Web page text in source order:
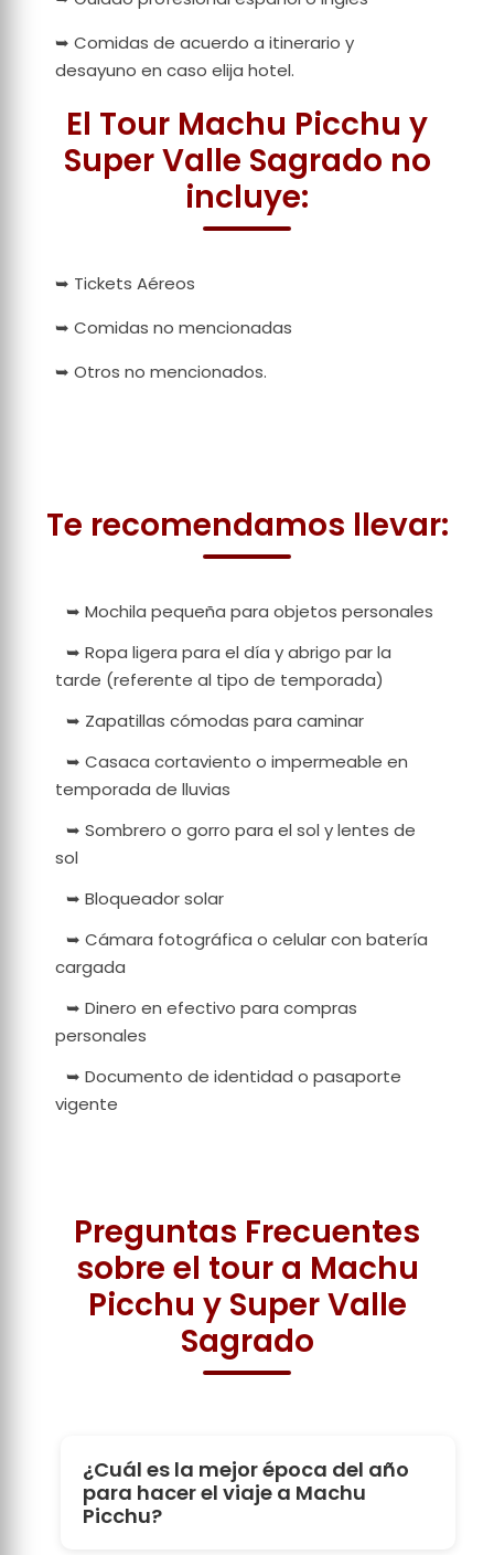
➥ Comidas de acuerdo a itinerario y
desayuno en caso elija hotel.
El Tour Machu Picchu y
Super Valle Sagrado no
incluye:
➥ Tickets Aéreos
➥ Comidas no mencionadas
➥ Otros no mencionados.
Te recomendamos llevar:
➥ Mochila pequeña para objetos personales
➥ Ropa ligera para el día y abrigo par la
tarde (referente al tipo de temporada)
➥ Zapatillas cómodas para caminar
➥ Casaca cortaviento o impermeable en
temporada de lluvias
➥ Sombrero o gorro para el sol y lentes de
sol
➥ Bloqueador solar
➥ Cámara fotográfica o celular con batería
cargada
➥ Dinero en efectivo para compras
personales
➥ Documento de identidad o pasaporte
vigente
Preguntas Frecuentes
sobre el tour a Machu
Picchu y Super Valle
Sagrado
¿Cuál es la mejor época del año
para hacer el viaje a Machu
Picchu?